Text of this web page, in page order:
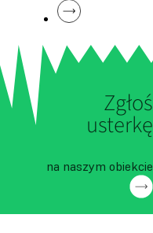
Zgłoś
usterkę
na naszym obiekcie